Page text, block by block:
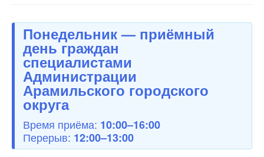
Понедельник — приёмный
день граждан
специалистами
Администрации
Арамильского городского
округа
Время приёма: 10:00–16:00
Перерыв: 12:00–13:00